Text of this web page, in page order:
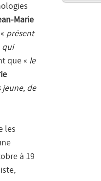
Marie
présent
qui
que « le
de
les
à 19